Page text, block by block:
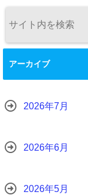
アーカイブ
2026年7月
2026年6月
2026年5月